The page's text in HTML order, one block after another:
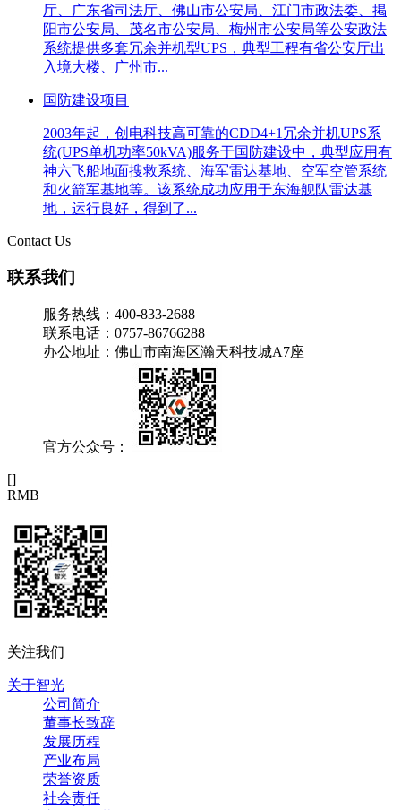
厅、广东省司法厅、佛山市公安局、江门市政法委、掲
阳市公安局、茂名市公安局、梅州市公安局等公安政法
系统提供多套冗余并机型UPS，典型工程有省公安厅出
入境大楼、广州市...
国防建设项目
2003年起，创电科技高可靠的CDD4+1冗余并机UPS系
统(UPS单机功率50kVA)服务于国防建设中，典型应用有
神六飞船地面搜救系统、海军雷达基地、空军空管系统
和火箭军基地等。该系统成功应用于东海舰队雷达基
地，运行良好，得到了...
Contact Us
联系我们
服务热线：400-833-2688
联系电话：0757-86766288
办公地址：佛山市南海区瀚天科技城A7座
官方公众号：
[]
RMB
关注我们
关于智光
公司简介
董事长致辞
发展历程
产业布局
荣誉资质
社会责任